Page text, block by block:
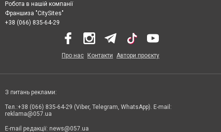
Робота в нашій компанії
Франшиза "CitySites"
+38 (066) 835-64-29
Про нас Контакти Автори проєкту
З питань реклами:
Тел.:+38 (066) 835-64-29 (Viber, Telegram, WhatsApp). E-mail:
reklama@057.ua
E-mail редакції: news@057.ua